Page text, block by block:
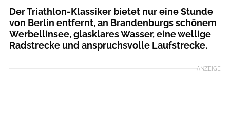
Der Triathlon-Klassiker bietet nur eine Stunde
von Berlin entfernt, an Brandenburgs schönem
Werbellinsee, glasklares Wasser, eine wellige
Radstrecke und anspruchsvolle Laufstrecke.
ANZEIGE